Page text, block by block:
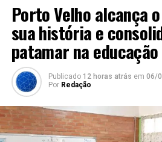
Porto Velho alcança
sua história e
patamar na
Publicado 12 horas atrás em 06/
Por Redação